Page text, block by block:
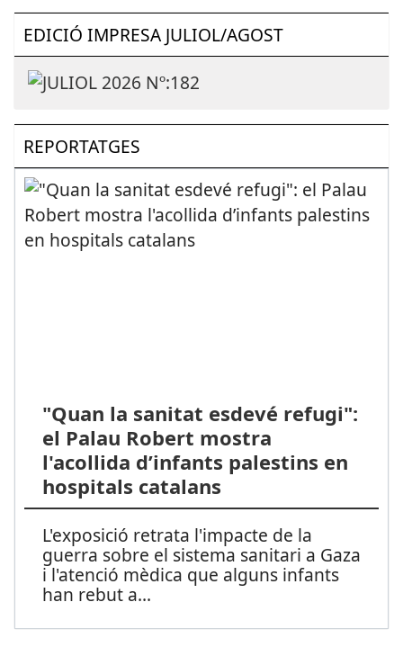
EDICIÓ IMPRESA JULIOL/AGOST
REPORTATGES
"Quan la sanitat esdevé refugi":
el Palau Robert mostra
l'acollida d’infants palestins en
hospitals catalans
L'exposició retrata l'impacte de la
guerra sobre el sistema sanitari a Gaza
i l'atenció mèdica que alguns infants
han rebut a...